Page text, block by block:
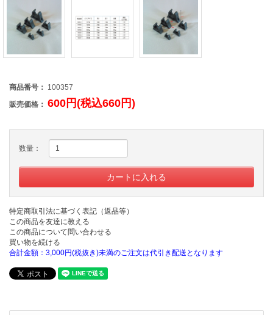
商品番号： 100357
販売価格： 600円(税込660円)
数量：
特定商取引法に基づく表記（返品等）
この商品を友達に教える
この商品について問い合わせる
買い物を続ける
合計金額：3,000円(税抜き)未満のご注文は代引き配送となります